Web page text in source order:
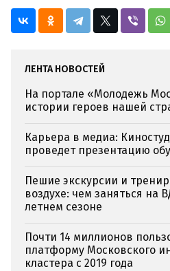
ЛЕНТА НОВОСТЕЙ
На портале «Молодежь
истории героев нашей
Карьера в медиа:
проведет презентацию
Пешие экскурсии и
воздухе: чем заняться на
летнем сезоне
Почти 14 миллионов
платформу Московского
кластера с 2019 года